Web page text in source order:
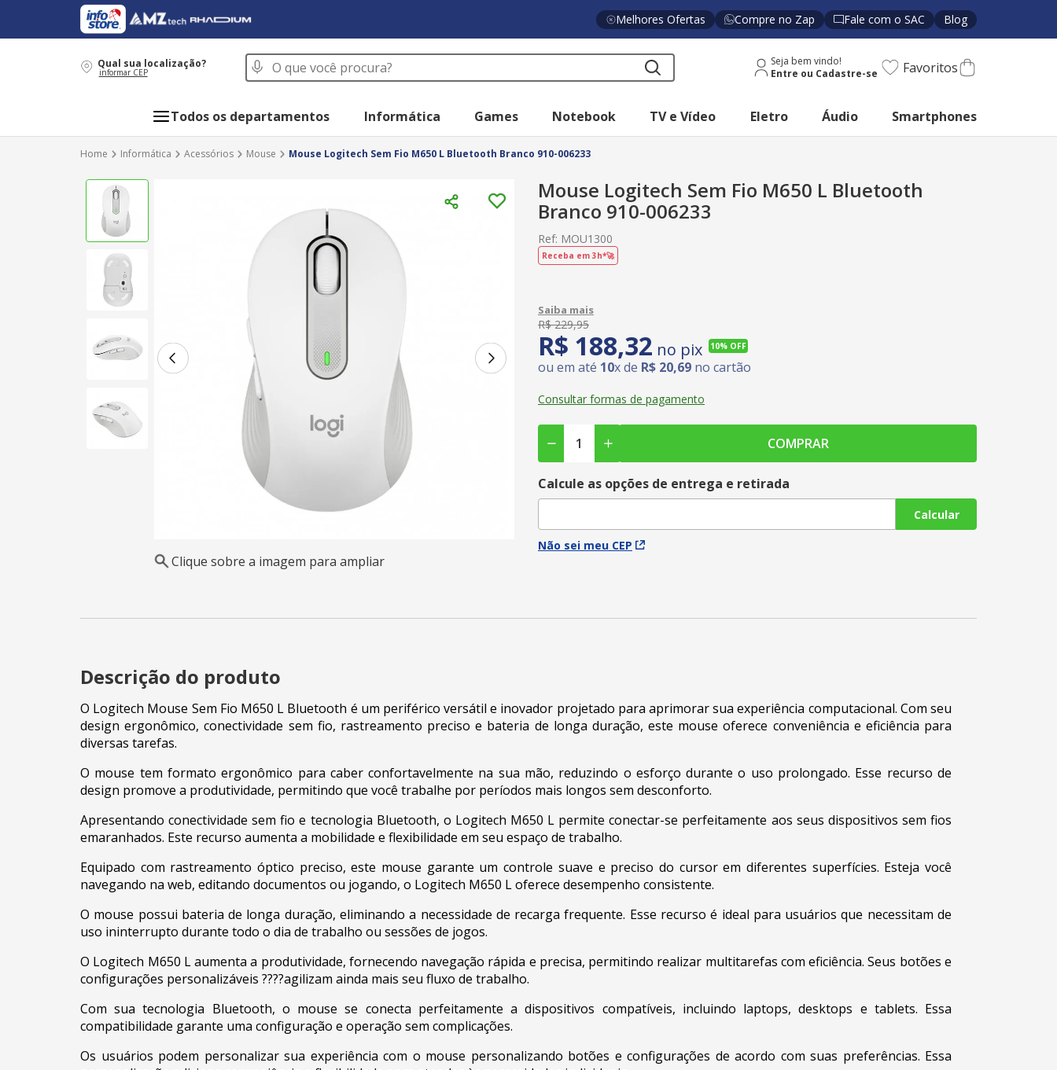
Melhores Ofertas Compre no Zap Fale com o SAC Blog
Qual sua localização?
informar CEP
O que você procura? Seja bem vindo! Favoritos
Todos os departamentos Informática Games Notebook TV e Vídeo Eletro Áudio Smartphones
Informática Acessórios Mouse Mouse Logitech Sem Fio M650 L Bluetooth Branco 910-006233
Clique sobre a imagem para ampliar
Mouse Logitech Sem Fio M650 L Bluetooth
Branco 910-006233
Ref: MOU1300
Receba em 3h*🚀
R$ 229,95
R$ 188,32 no pix 10% OFF
ou em até 10x de R$ 20,69 no cartão
Consultar formas de pagamento
COMPRAR
Calcule as opções de entrega e retirada
Calcular
Não sei meu CEP
Descrição do produto
O Logitech Mouse Sem Fio M650 L Bluetooth é um periférico versátil e inovador projetado para aprimorar sua experiência computacional. Com seu
design ergonômico, conectividade sem fio, rastreamento preciso e bateria de longa duração, este mouse oferece conveniência e eficiência para
diversas tarefas.
O mouse tem formato ergonômico para caber confortavelmente na sua mão, reduzindo o esforço durante o uso prolongado. Esse recurso de
design promove a produtividade, permitindo que você trabalhe por períodos mais longos sem desconforto.
Apresentando conectividade sem fio e tecnologia Bluetooth, o Logitech M650 L permite conectar-se perfeitamente aos seus dispositivos sem fios
emaranhados. Este recurso aumenta a mobilidade e flexibilidade em seu espaço de trabalho.
Equipado com rastreamento óptico preciso, este mouse garante um controle suave e preciso do cursor em diferentes superfícies. Esteja você
navegando na web, editando documentos ou jogando, o Logitech M650 L oferece desempenho consistente.
O mouse possui bateria de longa duração, eliminando a necessidade de recarga frequente. Esse recurso é ideal para usuários que necessitam de
uso ininterrupto durante todo o dia de trabalho ou sessões de jogos.
O Logitech M650 L aumenta a produtividade, fornecendo navegação rápida e precisa, permitindo realizar multitarefas com eficiência. Seus botões e
configurações personalizáveis ????agilizam ainda mais seu fluxo de trabalho.
Com sua tecnologia Bluetooth, o mouse se conecta perfeitamente a dispositivos compatíveis, incluindo laptops, desktops e tablets. Essa
compatibilidade garante uma configuração e operação sem complicações.
Os usuários podem personalizar sua experiência com o mouse personalizando botões e configurações de acordo com suas preferências. Essa